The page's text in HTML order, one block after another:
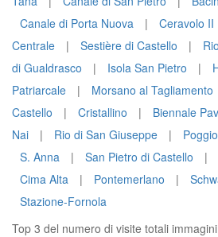
Canale di Porta Nuova
| Ceravolo II
Centrale
| Sestière di Castello |
di Gualdrasco
| Isola San Pietro |
Patriarcale
| Morsano al Tagliamento
Castello
| Cristallino | Biennale
Nai
| Rio di San Giuseppe |
S. Anna
| San Pietro di Castello |
Cima Alta
| Pontemerlano |
Stazione-Fornola
Top 3 del numero di visite totali